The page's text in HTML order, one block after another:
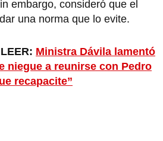
embargo, consideró que el
una norma que lo evite.
Ministra Dávila lamentó
niegue a reunirse con Pedro
recapacite”